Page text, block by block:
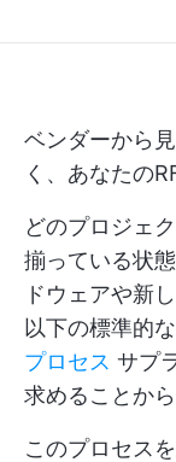
ベンダーから
く、あなたの
どのプロジェ
揃っている状
ドウェアや新
以下の標準的
プロセス サプ
求めることから
このプロセス